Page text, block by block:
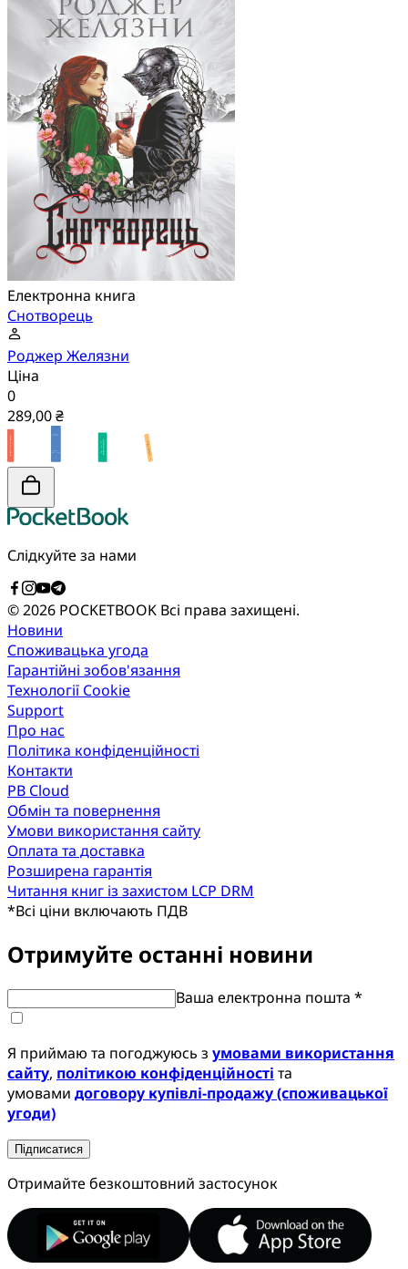
Електронна книга
Снотворець
Роджер Желязни
Ціна
0
289,00 ₴
Слідкуйте за нами
© 2026 POCKETBOOK Всі права захищені.
Новини
Споживацька угода
Гарантійні зобов'язання
Технології Cookie
Support
Про нас
Політика конфіденційності
Контакти
PB Cloud
Обмін та повернення
Умови використання сайту
Оплата та доставка
Розширена гарантія
Читання книг із захистом LCP DRM
*Всі ціни включають ПДВ
Отримуйте останні новини
Ваша електронна пошта *
Я приймаю та погоджуюсь з умовами використання
сайту, політикою конфіденційності та
умовами договору купівлі-продажу (споживацької
угоди)
Підписатися
Отримайте безкоштовний застосунок